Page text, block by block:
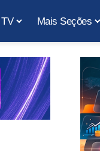
Mais Seções